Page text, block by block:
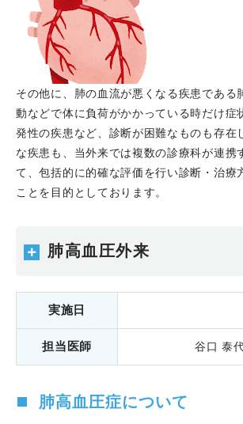
2023.12.16第136回 日本循環器学会
舛本慧子医師が、院外心停止に対して
者におけるlow-flow time と脳予後の関
て、YIA 最優秀賞を受賞しました。
2023.12.14山本裕之先生のCase
Heart Journal Case Reports誌に
2023.12.14 中野槙介先生のCase
Heart Journal-Case Reports誌に
2023.11.28舛本慧子先生のCase
Reports誌にPublishされました。
2023.11.04 ストラクチャークラブジ
部門で最優秀賞を受賞しました。
2023.10.20
はり姫健康講座で、嶋根
めました。
2023.10.08
増田真由香医師のCase
Journal誌にPublishされました。
学会 近畿地方会が開催され、舛本慧子
その他に、肺の血流が悪くなる疾患である
動などで体に負荷がかかっている時だけ症
発性の疾患など、診断が困難なものも存在
な疾患も、当外来では複数の診療科が連携
て、包括的に的確な評価を行い診断・治療
ことを目的としております。
肺高血圧外来
実施日
担当医師 谷口 泰
肺高血圧症について